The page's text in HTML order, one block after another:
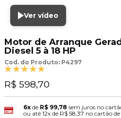
Ver vídeo
Motor de Arranque
Diesel 5 à 18 HP
Cod. do Produto: P4297
R$ 598,70
6xde R$ 99,78 sem juros no
ou até 12xde R$ 58,37 no cartão